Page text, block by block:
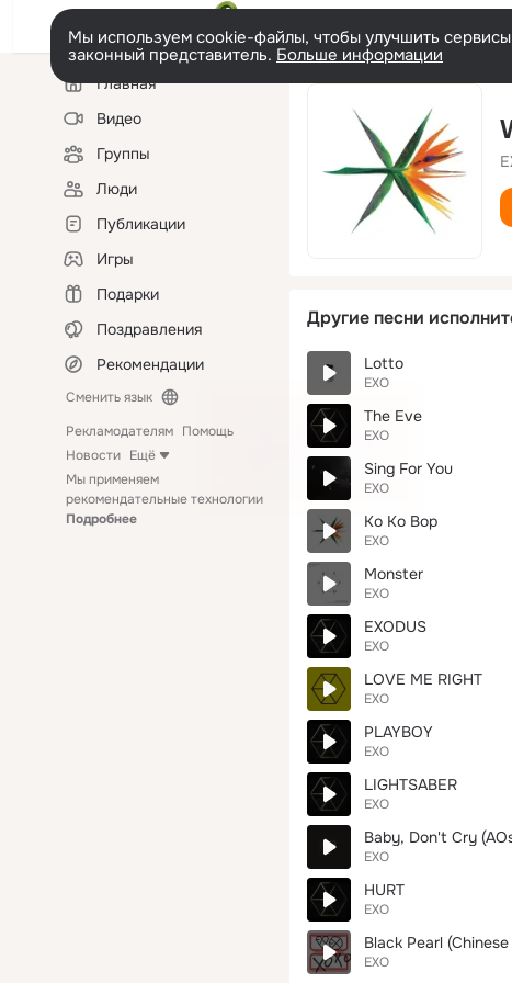
Мы используем cookie-файлы, чтобы улучшить
законный представитель. Больше информации
Левая
колонкаГлавная
Видео
Группы
Люди
Публикации
Игры
Подарки
Поздравления
Рекомендации
Сменить язык
Рекламодателям Помощь
Новости Ещё
Мы применяем
рекомендательные технологии
Подробнее
Другие песни
Lotto
EXO
The Eve
EXO
Sing For You
EXO
Ko Ko Bop
EXO
Monster
EXO
EXODUS
EXO
LOVE ME RIGHT
EXO
PLAYBOY
EXO
LIGHTSABER
EXO
Baby, Don't Cry
EXO
HURT
EXO
Black Pearl (Chinese
EXO